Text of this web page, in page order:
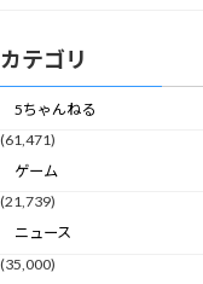
カテゴリ
5ちゃんねる
(61,471)
ゲーム
(21,739)
ニュース
(35,000)